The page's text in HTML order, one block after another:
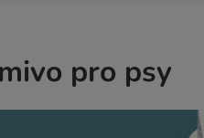
pro psy